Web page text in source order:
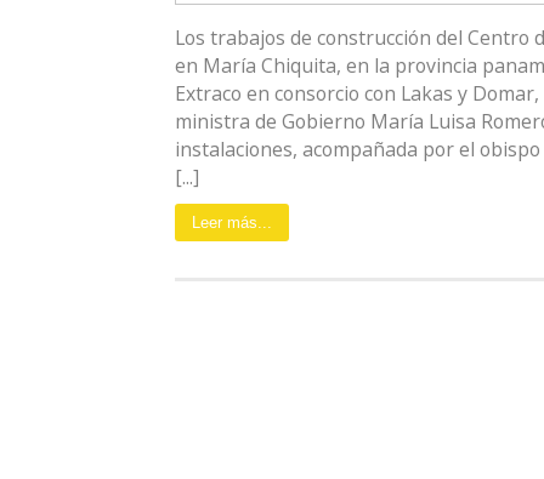
Los trabajos de construcción del Centro
en María Chiquita, en la provincia
Extraco en consorcio con Lakas y
ministra de Gobierno María Luisa
instalaciones, acompañada por el
[...]
Leer más...